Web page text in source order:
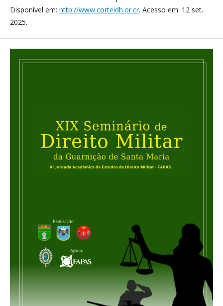
Disponível em: http://www.corteidh.or.cr. Acesso em: 12 set.
2025.